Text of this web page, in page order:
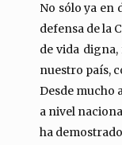
No sólo ya en
defensa de la
de vida
nuestro país,
Desde mucho
a nivel
ha